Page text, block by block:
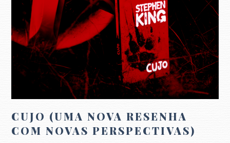
CUJO (UMA NOVA RESENHA
COM NOVAS PERSPECTIVAS)